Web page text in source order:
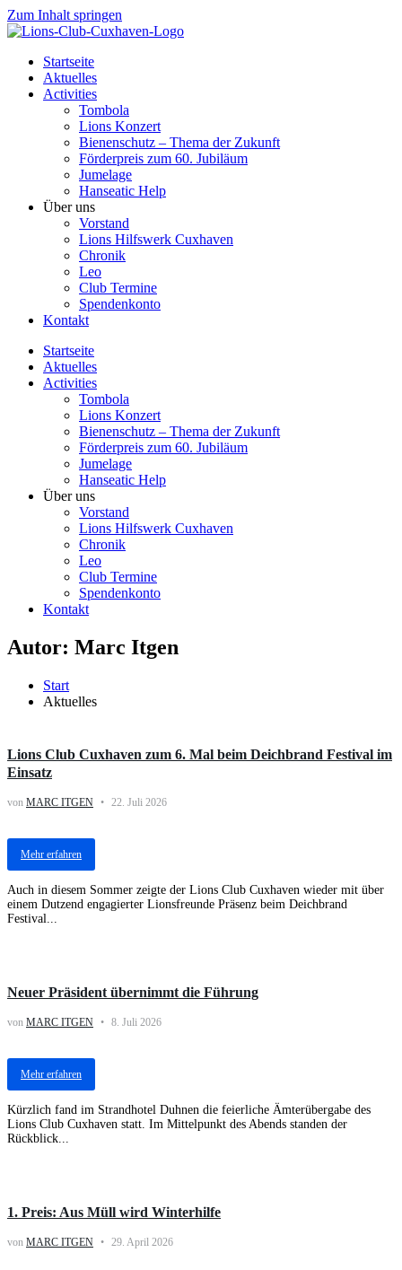
Zum Inhalt springen
Startseite
Aktuelles
Activities
Tombola
Lions Konzert
Bienenschutz – Thema der Zukunft
Förderpreis zum 60. Jubiläum
Jumelage
Hanseatic Help
Über uns
Vorstand
Lions Hilfswerk Cuxhaven
Chronik
Leo
Club Termine
Spendenkonto
Kontakt
Startseite
Aktuelles
Activities
Tombola
Lions Konzert
Bienenschutz – Thema der Zukunft
Förderpreis zum 60. Jubiläum
Jumelage
Hanseatic Help
Über uns
Vorstand
Lions Hilfswerk Cuxhaven
Chronik
Leo
Club Termine
Spendenkonto
Kontakt
Autor: Marc Itgen
Start
Aktuelles
Lions Club Cuxhaven zum 6. Mal beim Deichbrand Festival im
Einsatz
von MARC ITGEN 22. Juli 2026
Mehr erfahren
Auch in diesem Sommer zeigte der Lions Club Cuxhaven wieder mit über
einem Dutzend engagierter Lionsfreunde Präsenz beim Deichbrand
Festival...
Neuer Präsident übernimmt die Führung
von MARC ITGEN 8. Juli 2026
Mehr erfahren
Kürzlich fand im Strandhotel Duhnen die feierliche Ämterübergabe des
Lions Club Cuxhaven statt. Im Mittelpunkt des Abends standen der
Rückblick...
1. Preis: Aus Müll wird Winterhilfe
von MARC ITGEN 29. April 2026